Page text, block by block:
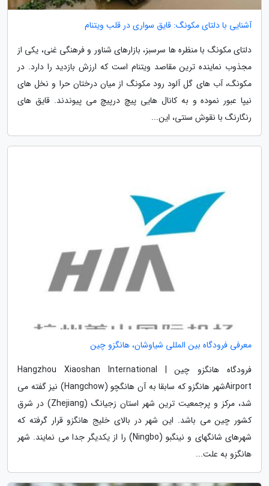
آشنایی با دلتای مکونگ: قایق سواری در قلب ویتنام
دلتای مکونگ با منظره ها سرسبز، بازارهای شناور و فرهنگی غنی، یکی از
مجذوب نماینده ترین مقاصد ویتنام است که ارزش بازدید را دارد. در
مکونگ، آب های گل آلود رود مکونگ از میان درختان حرا و نخل های
نیپا عبور نموده و به کانال هایی پیچ درپیچ می پیوندند. قایق های
رنگارنگ با نقوش سنتی، این...
معرفی فرودگاه بین المللی شیاوشان، هانگزو چین
فرودگاه هانگزو چین | Hangzhou Xiaoshan International
Airportشهر هانگزو که سابقا به آن هانگچو (Hangchow) نیز گفته می
شد، مرکز و پرجمعیت ترین شهر استان زجیانگ (Zhejiang) در شرق
کشور چین می باشد. این شهر در بالای خلیج هانگزو قرار گرفته که
شهرهای شانگهای و نینگبو (Ningbo) را از یکدیگر جدا می نمایند. شهر
هانگزو به علت...